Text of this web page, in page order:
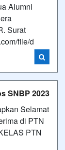
Alumni
Surat
file/d
SNBP 2023
Selamat
di PTN
PTN